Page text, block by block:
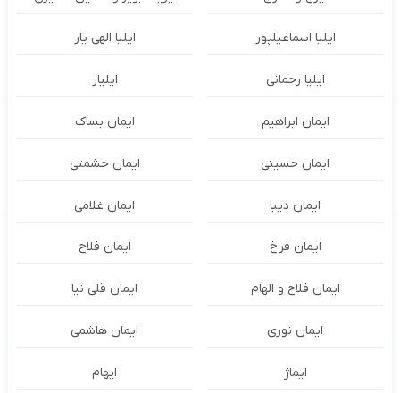
ایلیا اسماعیلپور ایلیا الهی یار
ایلیا رحمانی ایلیار
ایمان ابراهیم ایمان بساک
ایمان حسینی ایمان حشمتی
ایمان دیبا ایمان غلامی
ایمان فرخ ایمان فلاح
ایمان فلاح و الهام ایمان قلی نیا
ایمان نوری ایمان هاشمی
ایماژ ایهام